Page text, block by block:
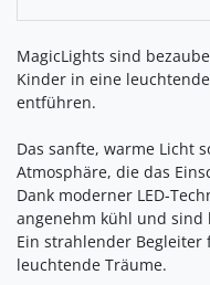
MagicLights sind
Kinder in eine
entführen.
Das sanfte, warme Licht
Atmosphäre, die das
Dank moderner LED-
angenehm kühl und sind
Ein strahlender
leuchtende Träume.